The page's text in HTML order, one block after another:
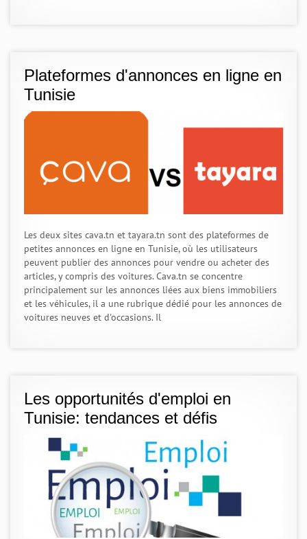
Plateformes d'annonces en ligne en
Tunisie
Les deux sites cava.tn et tayara.tn sont des plateformes de
petites annonces en ligne en Tunisie, où les utilisateurs
peuvent publier des annonces pour vendre ou acheter des
articles, y compris des voitures. Cava.tn se concentre
principalement sur les annonces liées aux biens immobiliers
et les véhicules, il a une rubrique dédié pour les annonces de
voitures neuves et d'occasions. Il
Les opportunités d'emploi en
Tunisie: tendances et défis